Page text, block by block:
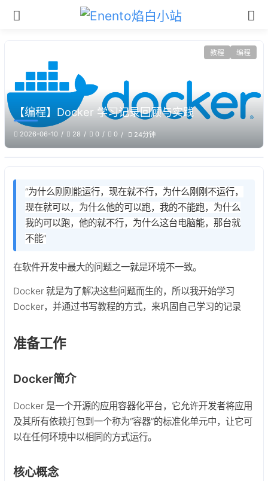
教程 编程
【编程】Docker 学习记录回顾与实践
2026-06-10 28 0 0 24分钟
“为什么刚刚能运行，现在就不行，为什么刚刚不运行，
现在就可以，为什么他的可以跑，我的不能跑，为什么
我的可以跑，他的就不行，为什么这台电脑能，那台就
不能”
在软件开发中最大的问题之一就是环境不一致。
Docker 就是为了解决这些问题而生的，所以我开始学习
Docker，并通过书写教程的方式，来巩固自己学习的记录
准备工作
Docker简介
Docker 是一个开源的应用容器化平台，它允许开发者将应用
及其所有依赖打包到一个称为“容器”的标准化单元中，让它可
以在任何环境中以相同的方式运行。
核心概念